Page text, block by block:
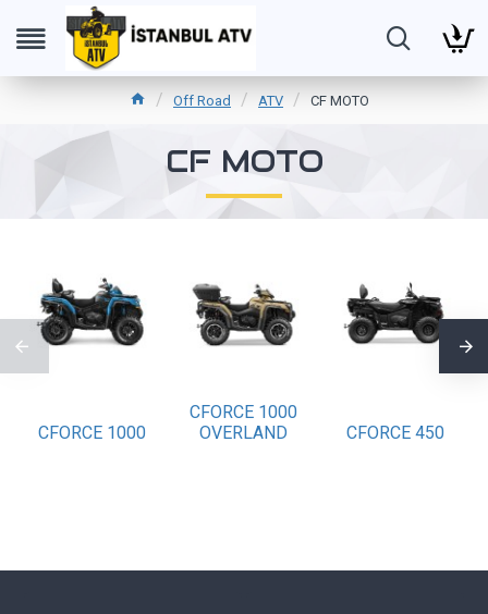
Off Road ATV CF MOTO
CF MOTO
CFORCE 1000
CFORCE 1000
OVERLAND
CFORCE 450